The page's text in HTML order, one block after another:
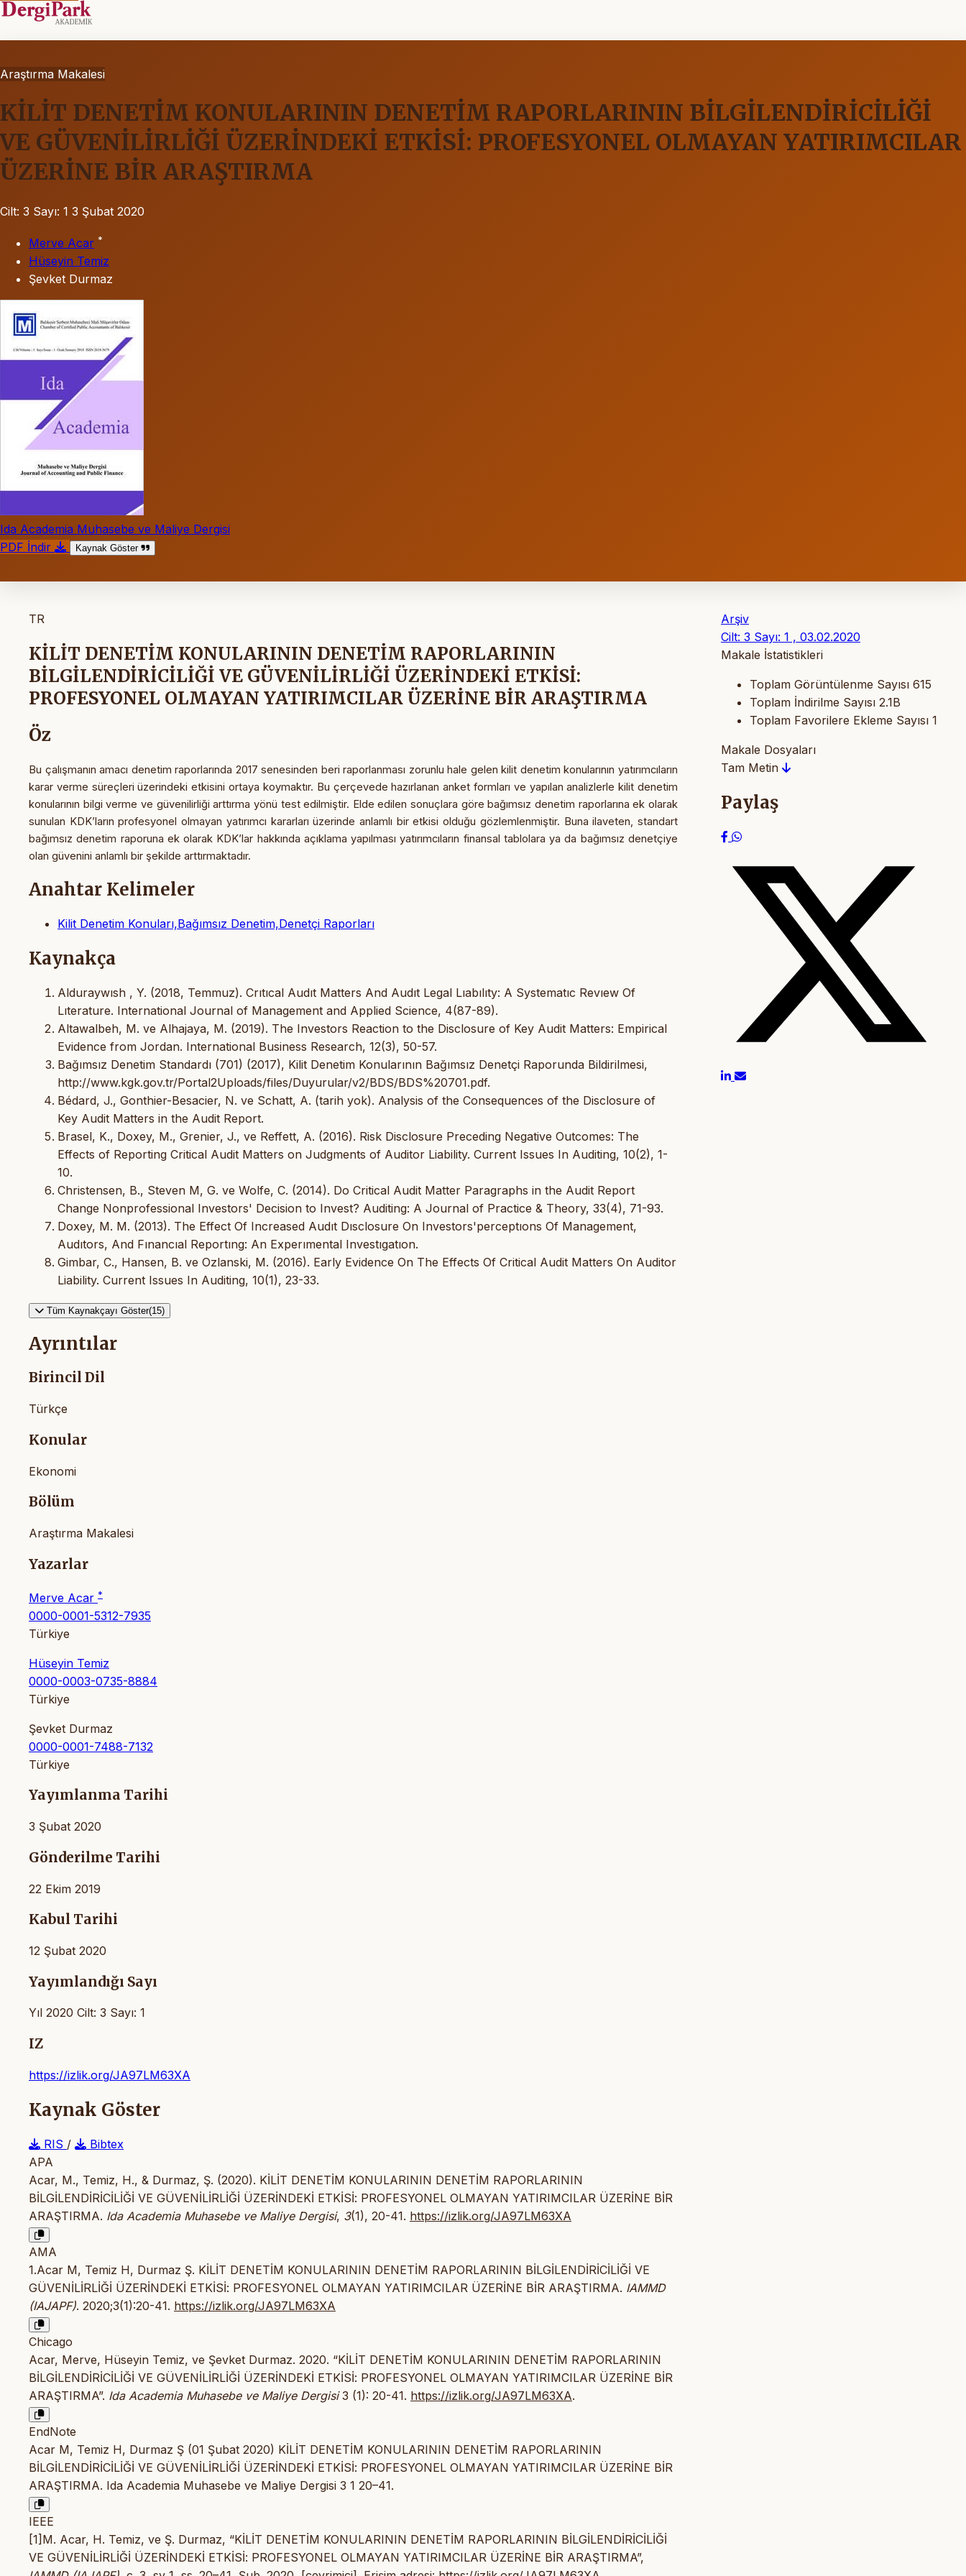
Araştırma Makalesi
KİLİT DENETİM KONULARININ DENETİM RAPORLARININ BİLGİLENDİRİCİLİĞİ
VE GÜVENİLİRLİĞİ ÜZERİNDEKİ ETKİSİ: PROFESYONEL OLMAYAN YATIRIMCILAR
ÜZERİNE BİR ARAŞTIRMA
Cilt: 3 Sayı: 1 3 Şubat 2020
Merve Acar *
Hüseyin Temiz
Şevket Durmaz
Ida Academia Muhasebe ve Maliye Dergisi
PDF İndir
Kaynak Göster
TR
KİLİT DENETİM KONULARININ DENETİM RAPORLARININ
BİLGİLENDİRİCİLİĞİ VE GÜVENİLİRLİĞİ ÜZERİNDEKİ ETKİSİ:
PROFESYONEL OLMAYAN YATIRIMCILAR ÜZERİNE BİR ARAŞTIRMA
Öz
Bu çalışmanın amacı denetim raporlarında 2017 senesinden beri raporlanması zorunlu hale gelen kilit denetim konularının yatırımcıların
karar verme süreçleri üzerindeki etkisini ortaya koymaktır. Bu çerçevede hazırlanan anket formları ve yapılan analizlerle kilit denetim
konularının bilgi verme ve güvenilirliği arttırma yönü test edilmiştir. Elde edilen sonuçlara göre bağımsız denetim raporlarına ek olarak
sunulan KDK’ların profesyonel olmayan yatırımcı kararları üzerinde anlamlı bir etkisi olduğu gözlemlenmiştir. Buna ilaveten, standart
bağımsız denetim raporuna ek olarak KDK’lar hakkında açıklama yapılması yatırımcıların finansal tablolara ya da bağımsız denetçiye
olan güvenini anlamlı bir şekilde arttırmaktadır.
Anahtar Kelimeler
Kilit Denetim Konuları,Bağımsız Denetim,Denetçi Raporları
Kaynakça
Alduraywısh , Y. (2018, Temmuz). Crıtıcal Audıt Matters And Audıt Legal Lıabılıty: A Systematıc Revıew Of
Lıterature. International Journal of Management and Applied Science, 4(87-89).
Altawalbeh, M. ve Alhajaya, M. (2019). The Investors Reaction to the Disclosure of Key Audit Matters: Empirical
Evidence from Jordan. International Business Research, 12(3), 50-57.
Bağımsız Denetim Standardı (701) (2017), Kilit Denetim Konularının Bağımsız Denetçi Raporunda Bildirilmesi,
http://www.kgk.gov.tr/Portal2Uploads/files/Duyurular/v2/BDS/BDS%20701.pdf.
Bédard, J., Gonthier-Besacier, N. ve Schatt, A. (tarih yok). Analysis of the Consequences of the Disclosure of
Key Audit Matters in the Audit Report.
Brasel, K., Doxey, M., Grenier, J., ve Reffett, A. (2016). Risk Disclosure Preceding Negative Outcomes: The
Effects of Reporting Critical Audit Matters on Judgments of Auditor Liability. Current Issues In Auditing, 10(2), 1-
10.
Christensen, B., Steven M, G. ve Wolfe, C. (2014). Do Critical Audit Matter Paragraphs in the Audit Report
Change Nonprofessional Investors' Decision to Invest? Auditing: A Journal of Practice & Theory, 33(4), 71-93.
Doxey, M. M. (2013). The Effect Of Increased Audıt Dısclosure On Investors'perceptıons Of Management,
Audıtors, And Fınancıal Reportıng: An Experımental Investıgatıon.
Gimbar, C., Hansen, B. ve Ozlanski, M. (2016). Early Evidence On The Effects Of Critical Audit Matters On Auditor
Liability. Current Issues In Auditing, 10(1), 23-33.
Tüm Kaynakçayı Göster(15)
Ayrıntılar
Birincil Dil
Türkçe
Konular
Ekonomi
Bölüm
Araştırma Makalesi
Yazarlar
Merve Acar *
0000-0001-5312-7935
Türkiye
Hüseyin Temiz
0000-0003-0735-8884
Türkiye
Şevket Durmaz
0000-0001-7488-7132
Türkiye
Yayımlanma Tarihi
3 Şubat 2020
Gönderilme Tarihi
22 Ekim 2019
Kabul Tarihi
12 Şubat 2020
Yayımlandığı Sayı
Yıl 2020 Cilt: 3 Sayı: 1
IZ
https://izlik.org/JA97LM63XA
Kaynak Göster
RIS /
Bibtex
APA
Acar, M., Temiz, H., & Durmaz, Ş. (2020). KİLİT DENETİM KONULARININ DENETİM RAPORLARININ
BİLGİLENDİRİCİLİĞİ VE GÜVENİLİRLİĞİ ÜZERİNDEKİ ETKİSİ: PROFESYONEL OLMAYAN YATIRIMCILAR ÜZERİNE BİR
ARAŞTIRMA. Ida Academia Muhasebe ve Maliye Dergisi, 3(1), 20-41. https://izlik.org/JA97LM63XA
AMA
1.Acar M, Temiz H, Durmaz Ş. KİLİT DENETİM KONULARININ DENETİM RAPORLARININ BİLGİLENDİRİCİLİĞİ VE
GÜVENİLİRLİĞİ ÜZERİNDEKİ ETKİSİ: PROFESYONEL OLMAYAN YATIRIMCILAR ÜZERİNE BİR ARAŞTIRMA. IAMMD
(IAJAPF). 2020;3(1):20-41. https://izlik.org/JA97LM63XA
Chicago
Acar, Merve, Hüseyin Temiz, ve Şevket Durmaz. 2020. “KİLİT DENETİM KONULARININ DENETİM RAPORLARININ
BİLGİLENDİRİCİLİĞİ VE GÜVENİLİRLİĞİ ÜZERİNDEKİ ETKİSİ: PROFESYONEL OLMAYAN YATIRIMCILAR ÜZERİNE BİR
ARAŞTIRMA”. Ida Academia Muhasebe ve Maliye Dergisi3 (1): 20-41. https://izlik.org/JA97LM63XA.
EndNote
Acar M, Temiz H, Durmaz Ş (01 Şubat 2020) KİLİT DENETİM KONULARININ DENETİM RAPORLARININ
BİLGİLENDİRİCİLİĞİ VE GÜVENİLİRLİĞİ ÜZERİNDEKİ ETKİSİ: PROFESYONEL OLMAYAN YATIRIMCILAR ÜZERİNE BİR
ARAŞTIRMA. Ida Academia Muhasebe ve Maliye Dergisi 3 1 20–41.
IEEE
[1]M. Acar, H. Temiz, ve Ş. Durmaz, “KİLİT DENETİM KONULARININ DENETİM RAPORLARININ BİLGİLENDİRİCİLİĞİ
VE GÜVENİLİRLİĞİ ÜZERİNDEKİ ETKİSİ: PROFESYONEL OLMAYAN YATIRIMCILAR ÜZERİNE BİR ARAŞTIRMA”,
Arşiv
Cilt: 3 Sayı: 1 , 03.02.2020
Makale İstatistikleri
Toplam Görüntülenme Sayısı 615
Toplam İndirilme Sayısı 2.1B
Toplam Favorilere Ekleme Sayısı 1
Makale Dosyaları
Tam Metin
Paylaş